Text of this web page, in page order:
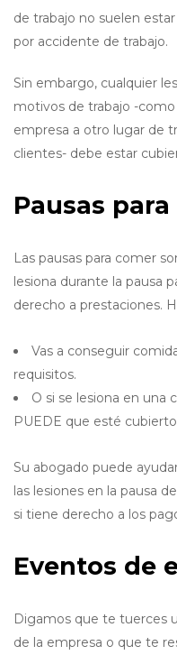
de trabajo no suelen
por accidente de trabajo.
Sin embargo, cualquier
motivos de trabajo -
empresa a otro lugar de
clientes- debe estar
Pausas
Las pausas para comer
lesiona durante la pausa
derecho a prestaciones.
Vas a conseguir
requisitos.
O si se lesiona en una
PUEDE que esté
Su abogado puede
las lesiones en la pausa
si tiene derecho a los
Eventos de
Digamos que te tuerces
de la empresa o que te